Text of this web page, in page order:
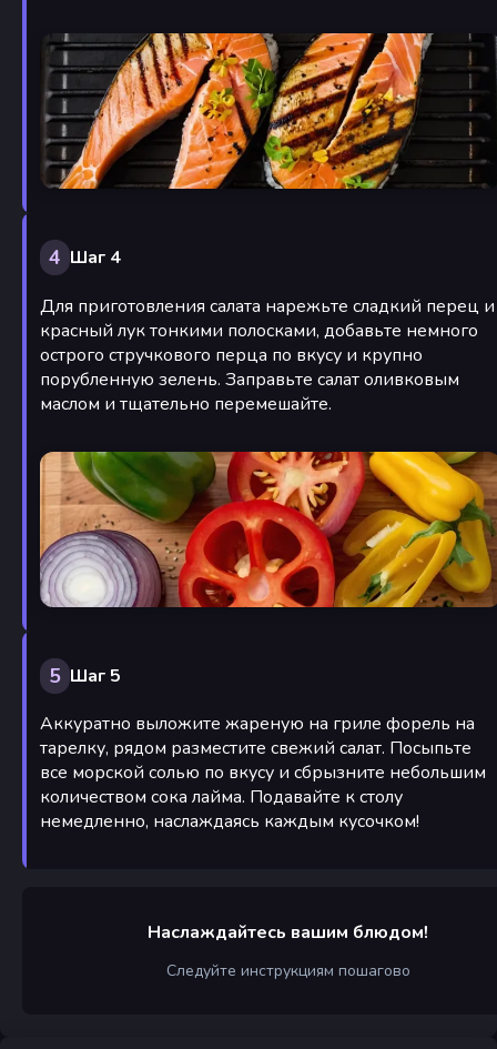
4 Шаг 4
Для приготовления салата нарежьте сладкий перец и
красный лук тонкими полосками, добавьте немного
острого стручкового перца по вкусу и крупно
порубленную зелень. Заправьте салат оливковым
маслом и тщательно перемешайте.
5 Шаг 5
Аккуратно выложите жареную на гриле форель на
тарелку, рядом разместите свежий салат. Посыпьте
все морской солью по вкусу и сбрызните небольшим
количеством сока лайма. Подавайте к столу
немедленно, наслаждаясь каждым кусочком!
Наслаждайтесь вашим блюдом!
Следуйте инструкциям пошагово